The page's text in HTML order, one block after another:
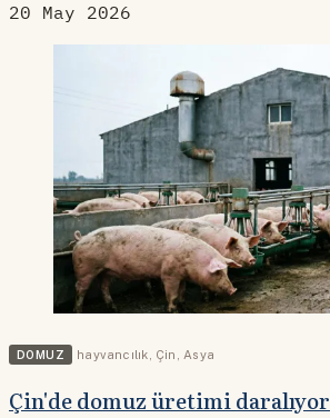
20 May 2026
DOMUZ hayvancılık Çin Asya
Çin'de domuz üretimi daralıyor